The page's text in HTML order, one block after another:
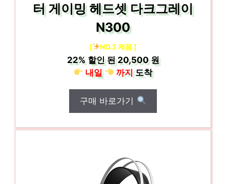
터 게이밍 헤드셋 다크그레이
N300
[ NO.2 제품 ]
22%할인 된20,500 원
내일
까지도착
구매 바로가기